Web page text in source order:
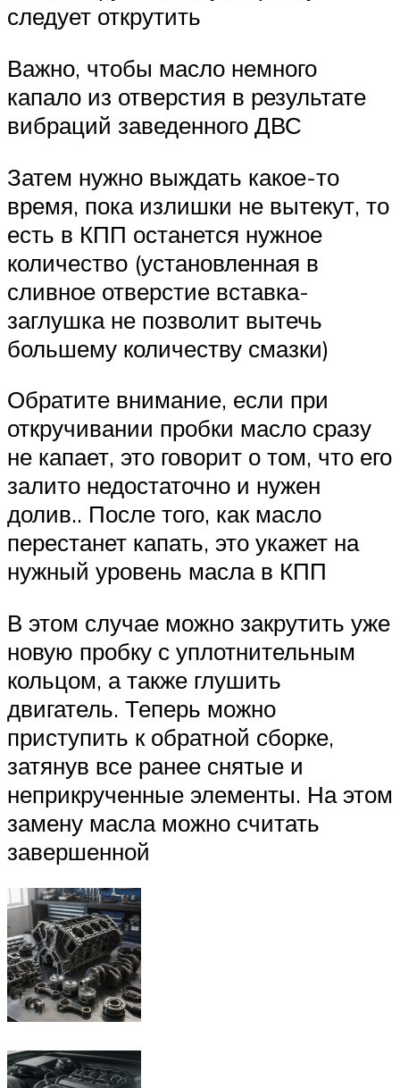
следует открутить
Важно, чтобы масло немного
капало из отверстия в результате
вибраций заведенного ДВС
Затем нужно выждать какое-то
время, пока излишки не вытекут, то
есть в КПП останется нужное
количество (установленная в
сливное отверстие вставка-
заглушка не позволит вытечь
большему количеству смазки)
Обратите внимание, если при
откручивании пробки масло сразу
не капает, это говорит о том, что его
залито недостаточно и нужен
долив.. После того, как масло
перестанет капать, это укажет на
нужный уровень масла в КПП
В этом случае можно закрутить уже
новую пробку с уплотнительным
кольцом, а также глушить
двигатель. Теперь можно
приступить к обратной сборке,
затянув все ранее снятые и
неприкрученные элементы. На этом
замену масла можно считать
завершенной